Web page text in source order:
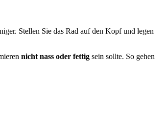
Stellen Sie das Rad auf den Kopf und legen
nicht nass oder fettig sein sollte. So gehen